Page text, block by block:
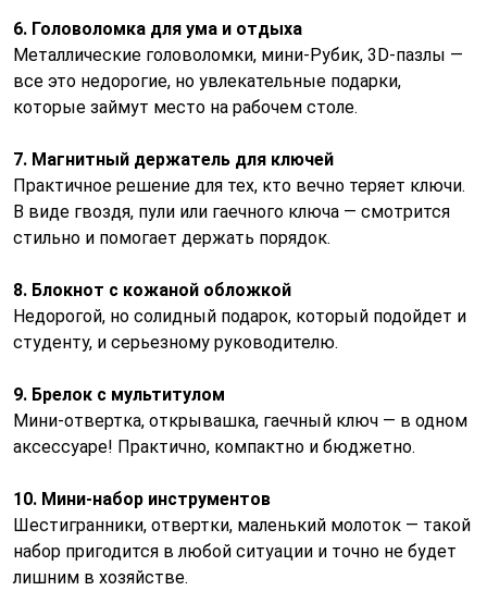
6. Головоломка для ума и отдыха
Металлические головоломки, мини-Рубик, 3D-пазлы —
все это недорогие, но увлекательные подарки,
которые займут место на рабочем столе.
7. Магнитный держатель для ключей
Практичное решение для тех, кто вечно теряет ключи.
В виде гвоздя, пули или гаечного ключа — смотрится
стильно и помогает держать порядок.
8. Блокнот с кожаной обложкой
Недорогой, но солидный подарок, который подойдет и
студенту, и серьезному руководителю.
9. Брелок с мультитулом
Мини-отвертка, открывашка, гаечный ключ — в одном
аксессуаре! Практично, компактно и бюджетно.
10. Мини-набор инструментов
Шестигранники, отвертки, маленький молоток — такой
набор пригодится в любой ситуации и точно не будет
лишним в хозяйстве.